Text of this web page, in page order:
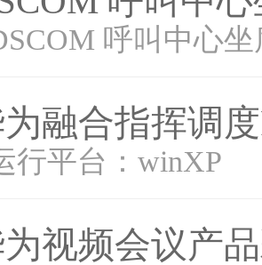
呼叫中心
融合指挥调
行平台：winXP
视频会议产